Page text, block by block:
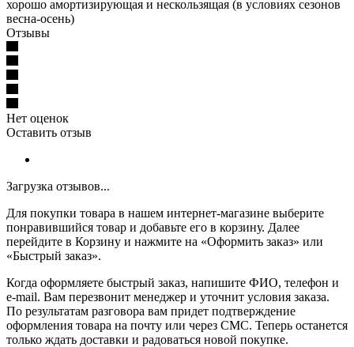
хорошо амортизирующая и нескользящая (в условиях сезонов
весна-осень)
Отзывы
Нет оценок
Оставить отзыв
Загрузка отзывов...
Для покупки товара в нашем интернет-магазине выберите
понравившийся товар и добавьте его в корзину. Далее
перейдите в Корзину и нажмите на «Оформить заказ» или
«Быстрый заказ».
Когда оформляете быстрый заказ, напишите ФИО, телефон и
e-mail. Вам перезвонит менеджер и уточнит условия заказа.
По результатам разговора вам придет подтверждение
оформления товара на почту или через СМС. Теперь останется
только ждать доставки и радоваться новой покупке.